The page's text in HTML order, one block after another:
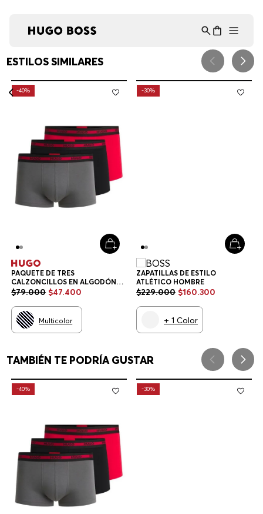
ESTILOS SIMILARES
-40%
PAQUETE DE TRES
CALZONCILLOS EN ALGODÓN
ELÁSTICO CON LOGOS EN LA
HOMBRE
$79.000 $47.400
Multicolor
-30%
ZAPATILLAS DE ESTILO
ATLÉTICO HOMBRE
$229.000 $160.300
+ 1 Color
TAMBIÉN TE PODRÍA GUSTAR
-40% -30%
Asistente Virtual
en línea ⋮